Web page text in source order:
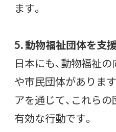
ます。
5. 動物福祉団体を支
日本にも、動物福祉
や市民団体がありま
アを通じて、これら
有効な行動です。